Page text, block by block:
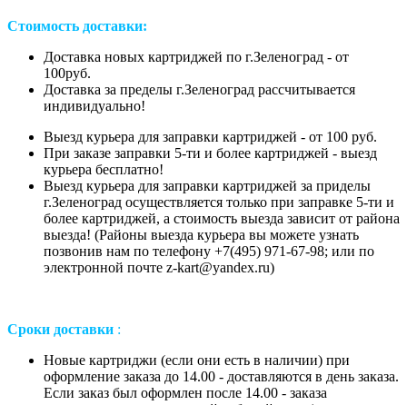
Стоимость доставки:
Доставка новых картриджей по г.Зеленоград - от
100руб.
Доставка за пределы г.Зеленоград рассчитывается
индивидуально!
Выезд курьера для заправки картриджей - от 100 руб.
При заказе заправки 5-ти и более картриджей - выезд
курьера бесплатно!
Выезд курьера для заправки картриджей за приделы
г.Зеленоград осуществляется только при заправке 5-ти и
более картриджей, а стоимость выезда зависит от района
выезда! (Районы выезда курьера вы можете узнать
позвонив нам по телефону +7(495) 971-67-98; или по
электронной почте z-kart@yandex.ru)
Сроки доставки :
Новые картриджи (если они есть в наличии) при
оформление заказа до 14.00 - доставляются в день заказа.
Если заказ был оформлен после 14.00 - заказа